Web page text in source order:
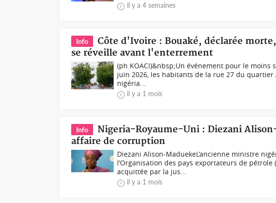
il y a 4 semaines
Info
Côte d'Ivoire : Bouaké, déclarée
se réveille avant l'enterrement
(ph KOACI)&nbsp;Un événement pour le moins
juin 2026, les habitants de la rue 27 du quartier
nigéria...
il y a 1 mois
Info
Nigeria-Royaume-Uni : Diezani
affaire de corruption
Diezani Alison-MaduekeL’ancienne ministre
l’Organisation des pays exportateurs de pétrole
acquittée par la jus...
il y a 1 mois